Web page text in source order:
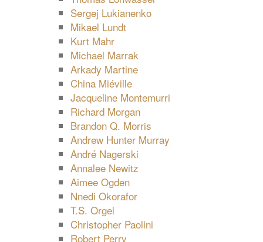
Sergej Lukianenko
Mikael Lundt
Kurt Mahr
Michael Marrak
Arkady Martine
China Miéville
Jacqueline Montemurri
Richard Morgan
Brandon Q. Morris
Andrew Hunter Murray
André Nagerski
Annalee Newitz
Aimee Ogden
Nnedi Okorafor
T.S. Orgel
Christopher Paolini
Robert Perry